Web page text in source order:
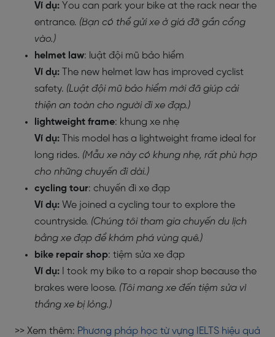
Ví dụ: You can park your bike at the rack near the
entrance. (Bạn có thể gửi xe ở giá đỡ gần cổng
vào.)
helmet law: luật đội mũ bảo hiểm
Ví dụ: The new helmet law has improved cyclist
safety. (Luật đội mũ bảo hiểm mới đã giúp cải
thiện an toàn cho người đi xe đạp.)
lightweight frame: khung xe nhẹ
Ví dụ: This model has a lightweight frame ideal for
long rides. (Mẫu xe này có khung nhẹ, rất phù hợp
cho những chuyến đi dài.)
cycling tour: chuyến đi xe đạp
Ví dụ: We joined a cycling tour to explore the
countryside. (Chúng tôi tham gia chuyến du lịch
bằng xe đạp để khám phá vùng quê.)
bike repair shop: tiệm sửa xe đạp
Ví dụ: I took my bike to a repair shop because the
brakes were loose. (Tôi mang xe đến tiệm sửa vì
thắng xe bị lỏng.)
>> Xem thêm: Phương pháp học từ vựng IELTS hiệu quả